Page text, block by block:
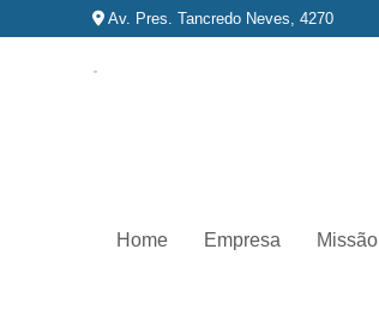
Av. Pres. Tancredo Neves, 4270
Home Empresa Missão